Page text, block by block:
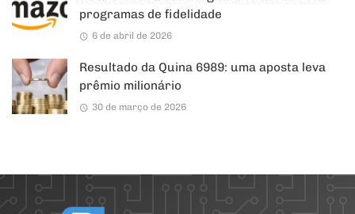
programas de fidelidade
6 de abril de 2026
Resultado da Quina 6989: uma aposta leva
prêmio milionário
30 de março de 2026